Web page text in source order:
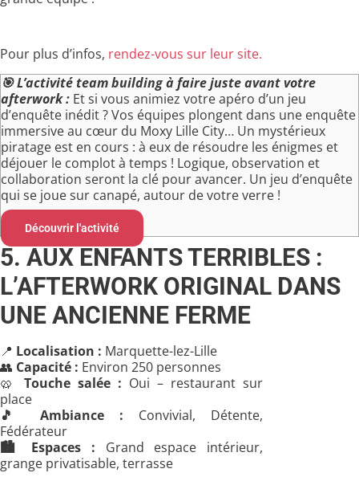
Pour plus d’infos, rendez-vous sur leur site.
🎯L’activité team building à faire juste avant votre
afterwork : Et si vous animiez votre apéro d’un jeu
d’enquête inédit ? Vos équipes plongent dans une enquête
immersive au cœur du Moxy Lille City… Un mystérieux
piratage est en cours : à eux de résoudre les énigmes et
déjouer le complot à temps ! Logique, observation et
collaboration seront la clé pour avancer. Un jeu d’enquête
qui se joue sur canapé, autour de votre verre !
Découvrir l'activité
5. AUX ENFANTS TERRIBLES :
L’AFTERWORK ORIGINAL DANS
UNE ANCIENNE FERME
📍 Localisation : Marquette-lez-Lille
👥 Capacité : Environ 250 personnes
🥨 Touche salée : Oui – restaurant sur
place
🎵
Ambiance : Convivial, Détente,
Fédérateur
🏙️
Espaces : Grand espace intérieur,
grange privatisable, terrasse